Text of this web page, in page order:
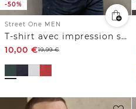
-50%
Street One MEN
T-shirt avec impression sur le devant
10,00 €19,99€